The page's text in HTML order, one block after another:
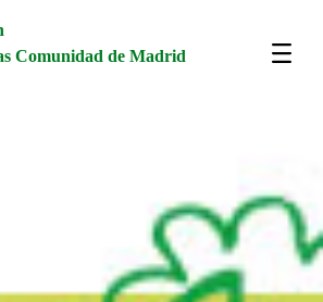
Comunidad de Madrid